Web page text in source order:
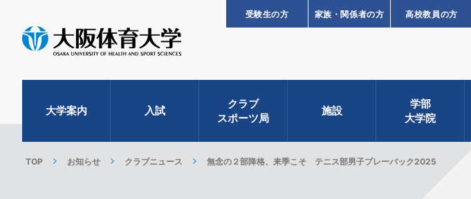
受験生の方 家族・関係者の方 高校教員の方
大学案内 入試
クラブ
スポーツ局
施設
学部
大学院
TOP お知らせ クラブニュース 無念の２部降格、来季こそ テニス部男子プレーバック2025